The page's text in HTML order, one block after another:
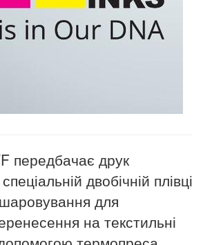
передбачає друк
двобічній плівці
для
на текстильні